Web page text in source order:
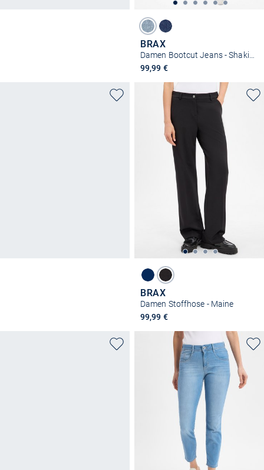
BRAX
99,99 €
BRAX
Damen Stoffhose - Maine
99,99 €